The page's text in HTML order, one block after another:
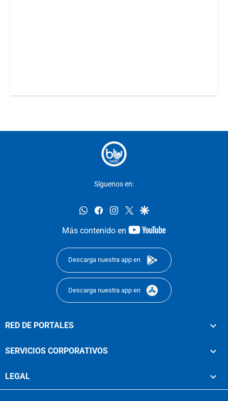
Síguenos en:
whatsappfacebookinstagram
twittergoogle
Más contenido en
youtube-
Descarga nuestra app en
Descarga nuestra app en
RED DE PORTALES
SERVICIOS CORPORATIVOS
LEGAL